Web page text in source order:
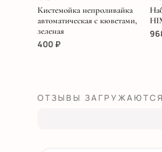
Кистемойка непроливайка
автоматическая с кюветами,
зеленая
400 ₽
ОТЗЫВЫ ЗАГРУЖАЮТСЯ